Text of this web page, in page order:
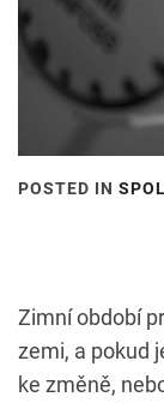
POSTED IN
Zimní období
zemi, a pokud
ke změně,